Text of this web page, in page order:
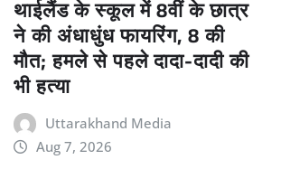
थाईलैंड के स्कूल में 8वीं के छात्र
ने की अंधाधुंध फायरिंग, 8 की
मौत; हमले से पहले दादा-दादी की
भी हत्या
Uttarakhand Media
Aug 7, 2026